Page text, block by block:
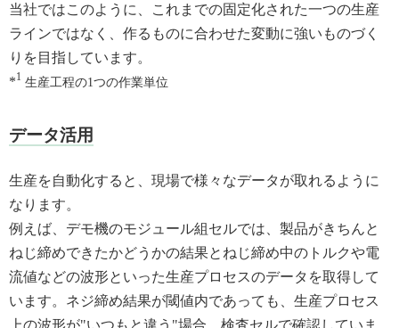
当社ではこのように、これまでの固定化された一つの生産
ラインではなく、作るものに合わせた変動に強いものづく
りを目指しています。
*1 生産工程の1つの作業単位
データ活用
生産を自動化すると、現場で様々なデータが取れるように
なります。
例えば、デモ機のモジュール組セルでは、製品がきちんと
ねじ締めできたかどうかの結果とねじ締め中のトルクや電
流値などの波形といった生産プロセスのデータを取得して
います。ネジ締め結果が閾値内であっても、生産プロセス
上の波形が"いつもと違う"場合、検査セルで確認していま